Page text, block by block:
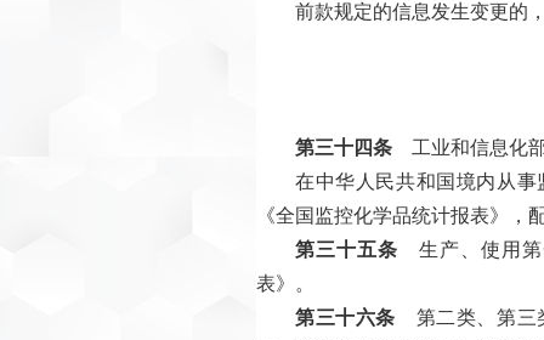
前款规定的信息发生变更的
第三十四条 工业和信息化
在中华人民共和国境内从
《全国监控化学品统计报表》
第三十五条 生产、使用第
表》。
第三十六条 第二类、第三